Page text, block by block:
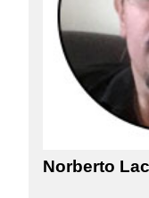
Norberto